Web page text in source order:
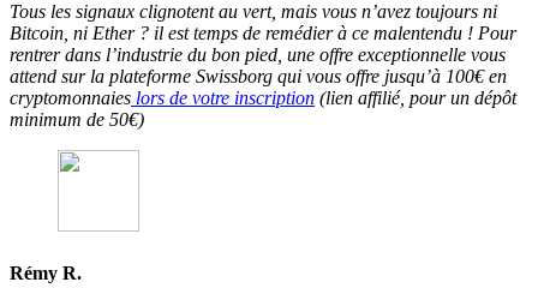
Tous les signaux clignotent au vert, mais vous n’avez toujours ni
Bitcoin, ni Ether ? il est temps de remédier à ce malentendu ! Pour
rentrer dans l’industrie du bon pied, une offre exceptionnelle vous
attend sur la plateforme Swissborg qui vous offre jusqu’à 100€ en
cryptomonnaies lors de votre inscription (lien affilié, pour un dépôt
minimum de 50€)
Rémy R.